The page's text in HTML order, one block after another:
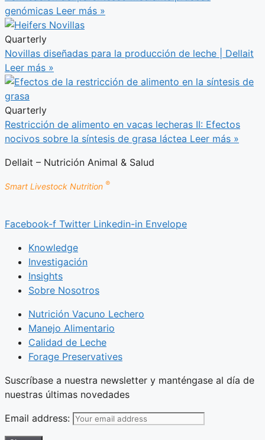
genómicas Leer más »
Quarterly
Novillas diseñadas para la producción de leche | Dellait
Leer más »
Quarterly
Restricción de alimento en vacas lecheras II: Efectos
nocivos sobre la síntesis de grasa láctea Leer más »
Dellait – Nutrición Animal & Salud
Smart Livestock Nutrition ®
Facebook-f Twitter Linkedin-in Envelope
Knowledge
Investigación
Insights
Sobre Nosotros
Nutrición Vacuno Lechero
Manejo Alimentario
Calidad de Leche
Forage Preservatives
Suscríbase a nuestra newsletter y manténgase al día de
nuestras últimas novedades
Email address: